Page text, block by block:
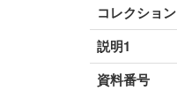
コレクション
説明1
資料番号